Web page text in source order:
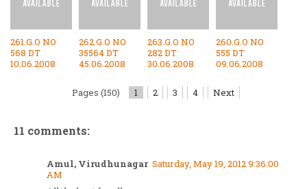
261.G.O NO
568 DT
10.06.2008
262.G.O NO
35564 DT
45.06.2008
263.G.O NO
282 DT
30.06.2008
260.G.O NO
555 DT
09.06.2008
Pages (150) 1 2 3 4 Next
11 comments:
Amul, Virudhunagar Saturday, May 19, 2012 9:36:00
AM